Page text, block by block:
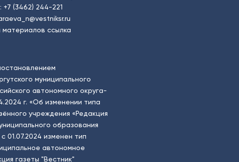
+7 (3462) 244-221
материалов ссылка
муниципального
автономного округа-
г. «Об изменении типа
учреждения «Редакция
образования
01.07.2024 изменен тип
автономное
газеты "Вестник"